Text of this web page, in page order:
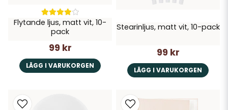
Flytande ljus, matt vit, 10-
pack
99 kr
LÄGG I VARUKORGEN
Stearinljus, matt vit, 10-pack
99 kr
LÄGG I VARUKORGEN